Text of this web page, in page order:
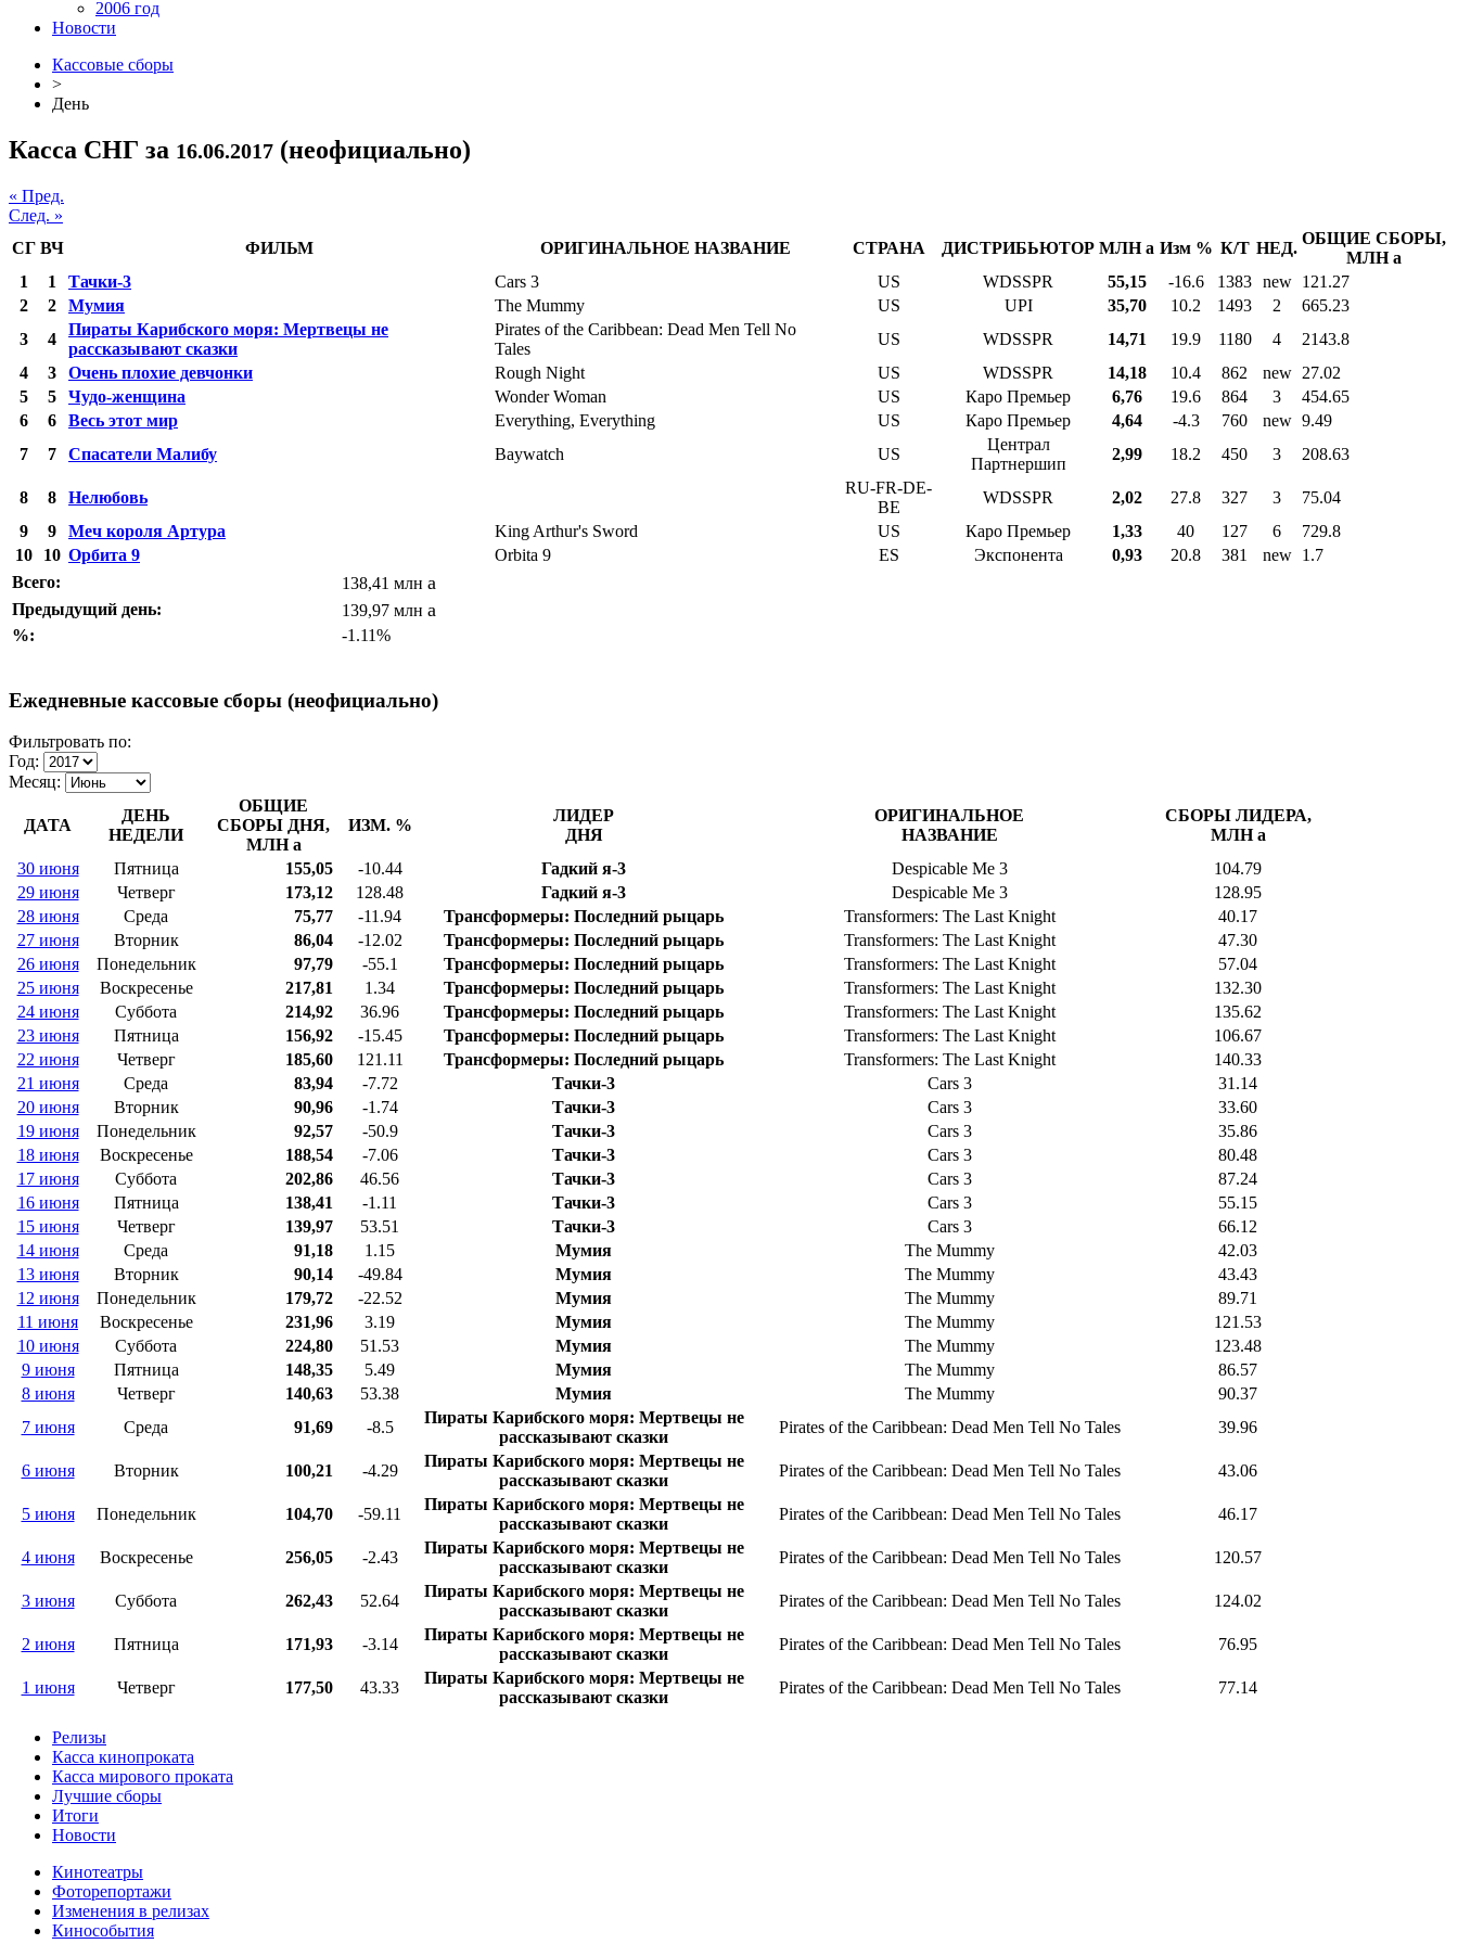
2006 год
Новости
Кассовые сборы
>
День
Касса СНГ за 16.06.2017 (неофициально)
« Пред.
След. »
СГ ВЧ ФИЛЬМ ОРИГИНАЛЬНОЕ НАЗВАНИЕ СТРАНА ДИСТРИБЬЮТОР МЛНa Изм % К/Т НЕД.
ОБЩИЕ СБОРЫ,
МЛНa
1
1 Тачки-3 Cars 3 US WDSSPR 55,15 -16.6 1383 new
121.27
2
2 Мумия The Mummy US UPI 35,70 10.2 1493 2
665.23
3
4
Пираты Карибского моря: Мертвецы не
рассказывают сказки
Pirates of the Caribbean: Dead Men Tell No
Tales
US WDSSPR 14,71 19.9 1180 4
2143.8
4
3 Очень плохие девчонки Rough Night US WDSSPR 14,18 10.4 862 new
27.02
5
5 Чудо-женщина Wonder Woman US Каро Премьер 6,76 19.6 864 3
454.65
6
6 Весь этот мир Everything, Everything US Каро Премьер 4,64 -4.3 760 new 9.49
7
7 Спасатели Малибу Baywatch US
Централ
Партнершип
2,99 18.2 450 3 208.63
8 8 Нелюбовь
RU-FR-DE-
BE
WDSSPR 2,02 27.8 327 3
75.04
9
9 Меч короля Артура King Arthur's Sword US Каро Премьер 1,33 40 127 6
729.8
10
10 Орбита 9 Orbita 9 ES Экспонента 0,93 20.8 381 new
1.7
Всего:
138,41 млн a
Предыдущий день: 139,97 млн a
%: -1.11%
Ежедневные кассовые сборы (неофициально)
Фильтровать по:
Год:
Месяц:
ДАТА
ДЕНЬ
НЕДЕЛИ
ОБЩИЕ
СБОРЫ ДНЯ,
МЛНa
ИЗМ. %
ЛИДЕР
ДНЯ
ОРИГИНАЛЬНОЕ
НАЗВАНИЕ
СБОРЫ ЛИДЕРА,
МЛНa
30 июня
Пятница 155,05 -10.44 Гадкий я-3 Despicable Me 3
104.79
29 июня
Четверг 173,12 128.48 Гадкий я-3 Despicable Me 3
128.95
28 июня
Среда 75,77 -11.94 Трансформеры: Последний рыцарь Transformers: The Last Knight
40.17
27 июня
Вторник 86,04 -12.02 Трансформеры: Последний рыцарь Transformers: The Last Knight
47.30
26 июня
Понедельник 97,79 -55.1 Трансформеры: Последний рыцарь Transformers: The Last Knight
57.04
25 июня
Воскресенье 217,81 1.34 Трансформеры: Последний рыцарь Transformers: The Last Knight
132.30
24 июня
Суббота 214,92 36.96 Трансформеры: Последний рыцарь Transformers: The Last Knight
135.62
23 июня
Пятница 156,92 -15.45 Трансформеры: Последний рыцарь Transformers: The Last Knight
106.67
22 июня
Четверг 185,60 121.11 Трансформеры: Последний рыцарь Transformers: The Last Knight
140.33
21 июня
Среда 83,94 -7.72 Тачки-3 Cars 3
31.14
20 июня
Вторник 90,96 -1.74 Тачки-3 Cars 3
33.60
19 июня
Понедельник 92,57 -50.9 Тачки-3 Cars 3
35.86
18 июня
Воскресенье 188,54 -7.06 Тачки-3 Cars 3
80.48
17 июня
Суббота 202,86 46.56 Тачки-3 Cars 3
87.24
16 июня
Пятница 138,41 -1.11 Тачки-3 Cars 3
55.15
15 июня
Четверг 139,97 53.51 Тачки-3 Cars 3
66.12
14 июня
Среда 91,18 1.15 Мумия The Mummy
42.03
13 июня
Вторник 90,14 -49.84 Мумия The Mummy
43.43
12 июня
Понедельник 179,72 -22.52 Мумия The Mummy
89.71
11 июня
Воскресенье 231,96 3.19 Мумия The Mummy
121.53
10 июня
Суббота 224,80 51.53 Мумия The Mummy
123.48
9 июня
Пятница 148,35 5.49 Мумия The Mummy
86.57
8 июня
Четверг 140,63 53.38 Мумия The Mummy
90.37
7 июня
Среда 91,69 -8.5
Пираты Карибского моря: Мертвецы не
рассказывают сказки
Pirates of the Caribbean: Dead Men Tell No Tales 39.96
6 июня Вторник 100,21 -4.29
Пираты Карибского моря: Мертвецы не
рассказывают сказки
Pirates of the Caribbean: Dead Men Tell No Tales 43.06
5 июня Понедельник 104,70 -59.11
Пираты Карибского моря: Мертвецы не
рассказывают сказки
Pirates of the Caribbean: Dead Men Tell No Tales 46.17
4 июня Воскресенье 256,05 -2.43
Пираты Карибского моря: Мертвецы не
рассказывают сказки
Pirates of the Caribbean: Dead Men Tell No Tales 120.57
3 июня Суббота 262,43 52.64
Пираты Карибского моря: Мертвецы не
рассказывают сказки
Pirates of the Caribbean: Dead Men Tell No Tales 124.02
2 июня Пятница 171,93 -3.14
Пираты Карибского моря: Мертвецы не
рассказывают сказки
Pirates of the Caribbean: Dead Men Tell No Tales 76.95
1 июня Четверг 177,50 43.33
Пираты Карибского моря: Мертвецы не
рассказывают сказки
Pirates of the Caribbean: Dead Men Tell No Tales 77.14
Релизы
Касса кинопроката
Касса мирового проката
Лучшие сборы
Итоги
Новости
Кинотеатры
Фоторепортажи
Изменения в релизах
Кинособытия